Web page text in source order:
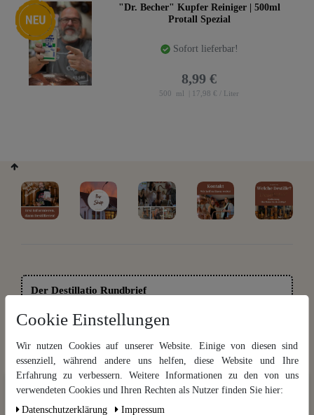
Neuheit
"Dr. Becher" Kupfer Reiniger | 500ml
Protall Spezial
Sofort lieferbar!
8,99 €
500 ml | 17,98 € / Liter
Der Destillatio Rundbrief
Exklusive Informationen, monatlich frisch aus Kai Möllers
Kupferküche. Brennen | Braten | Brauen | Brodeln. Mit einem Klick
Hier gratis anmelden
Kategorien
Wir nutzen Cookies auf unserer Website. Einige von diesen sind
zu verbessern. Weitere Informationen zu den von uns verwendeten
Cookie Einstellungen
Wir nutzen Cookies auf unserer Website. Einige von diesen sind
essenziell, während andere uns helfen, diese Website und Ihre
Erfahrung zu verbessern. Weitere Informationen zu den von uns
verwendeten Cookies und Ihren Rechten als Nutzer finden Sie hier:
Daten­schutz­erklärung
Impressum